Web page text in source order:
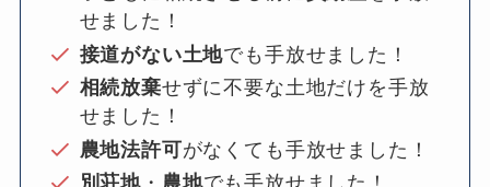
せました！
接道がない土地でも手放せました！
相続放棄せずに不要な土地だけを手放
せました！
農地法許可がなくても手放せました！